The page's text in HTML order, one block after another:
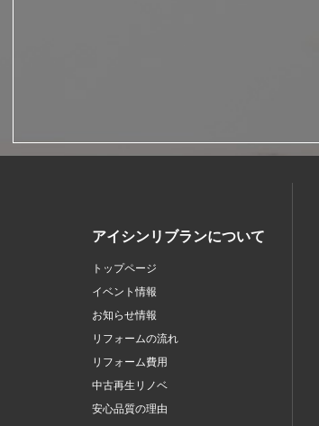
アイシンリブランについて
トップページ
イベント情報
お知らせ情報
リフォームの流れ
リフォーム費用
中古再生リノベ
安心品質の理由